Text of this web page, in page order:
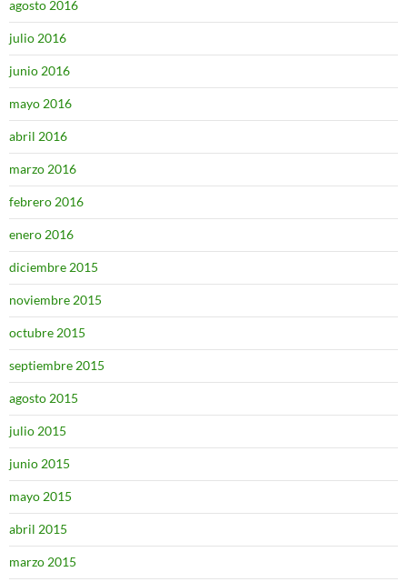
agosto 2016
julio 2016
junio 2016
mayo 2016
abril 2016
marzo 2016
febrero 2016
enero 2016
diciembre 2015
noviembre 2015
octubre 2015
septiembre 2015
agosto 2015
julio 2015
junio 2015
mayo 2015
abril 2015
marzo 2015